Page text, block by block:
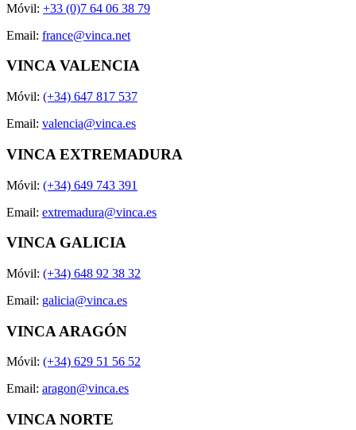
Móvil: +33 (0)7 64 06 38 79
Email: france@vinca.net
VINCA VALENCIA
Móvil: (+34) 647 817 537
Email: valencia@vinca.es
VINCA EXTREMADURA
Móvil: (+34) 649 743 391
Email: extremadura@vinca.es
VINCA GALICIA
Móvil: (+34) 648 92 38 32
Email: galicia@vinca.es
VINCA ARAGÓN
Móvil: (+34) 629 51 56 52
Email: aragon@vinca.es
VINCA NORTE